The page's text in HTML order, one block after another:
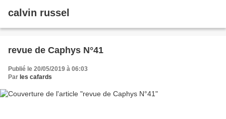
calvin russel
revue de Caphys N°41
Publié le 20/05/2019 à 06:03
Par les cafards